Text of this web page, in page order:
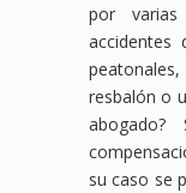
por
accidentes
resbalón o
su caso se